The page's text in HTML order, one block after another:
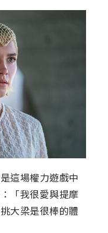
這場權力遊戲中
「我很愛與提摩
大梁是很棒的體